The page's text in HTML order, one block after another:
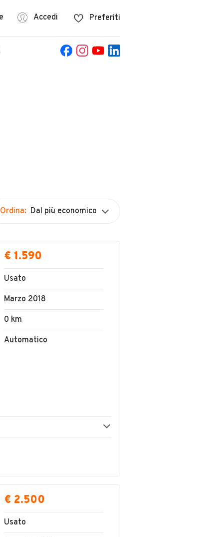
Accedi Preferiti
Ordina: Dal più economico
€ 1.590
Usato
Marzo 2018
0 km
Automatico
€ 2.500
Usato